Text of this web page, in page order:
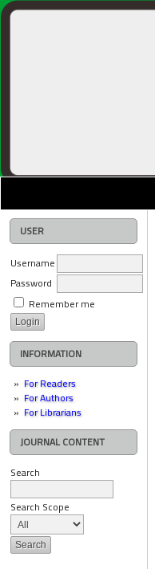
USER
Username
Password
Remember me
INFORMATION
For Readers
For Authors
For Librarians
JOURNAL CONTENT
Search
Search Scope